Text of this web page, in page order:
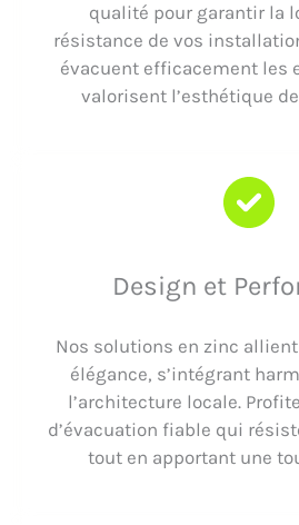
qualité pour garantir la
résistance de vos
évacuent efficacement les
valorisent l’esthétique
Design et
Nos solutions en zinc
élégance, s’intégrant
l’architecture locale.
d’évacuation fiable qui
tout en apportant une